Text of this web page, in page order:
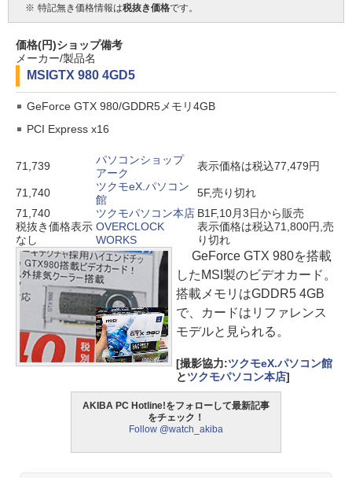
※ 特記無き価格情報は税抜き価格です。
価格(円)ショップ備考
メーカー/製品名
MSI GTX 980 4GD5
GeForce GTX 980/GDDR5メモリ4GB
PCI Express x16
71,739
パソコンショップ
アーク
表示価格は税込77,479円
71,740
ツクモeX.パソコン
館
5F,売り切れ
71,740
ツクモパソコン本店 B1F,10月3日から販売
税抜き価格表示
なし
OVERCLOCK
WORKS
表示価格は税込71,800円,売
り切れ
GeForce GTX 980を搭載
したMSI製のビデオカード。
搭載メモリはGDDR5 4GB
で、カードはリファレンス
モデルと見られる。
[撮影協力:ツクモeX.パソコン館
とツクモパソコン本店]
AKIBA PC Hotline!をフォローして最新記事
をチェック！
Follow @watch_akiba